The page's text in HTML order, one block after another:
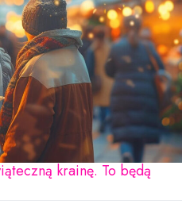
krainę. To będą